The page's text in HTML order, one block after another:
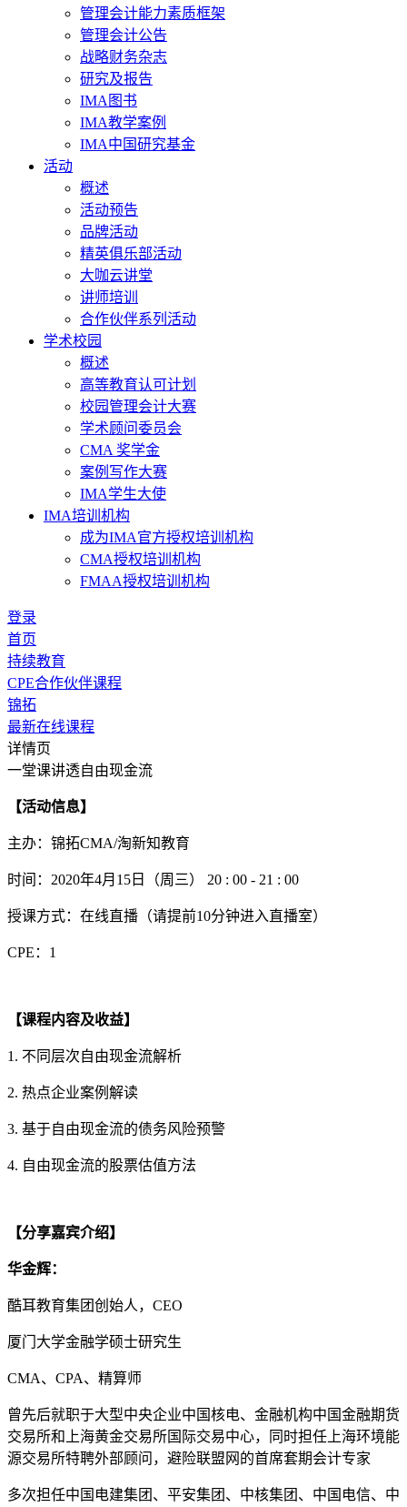
管理会计能力素质框架
管理会计公告
战略财务杂志
研究及报告
IMA图书
IMA教学案例
IMA中国研究基金
活动
概述
活动预告
品牌活动
精英俱乐部活动
大咖云讲堂
讲师培训
合作伙伴系列活动
学术校园
概述
高等教育认可计划
校园管理会计大赛
学术顾问委员会
CMA 奖学金
案例写作大赛
IMA学生大使
IMA培训机构
成为IMA官方授权培训机构
CMA授权培训机构
FMAA授权培训机构
登录
首页
持续教育
CPE合作伙伴课程
锦拓
最新在线课程
详情页
一堂课讲透自由现金流
【活动信息】
主办：锦拓CMA/淘新知教育
时间：2020年4月15日（周三） 20 : 00 - 21 : 00
授课方式：在线直播（请提前10分钟进入直播室）
CPE：1
【课程内容及收益】
1. 不同层次自由现金流解析
2. 热点企业案例解读
3. 基于自由现金流的债务风险预警
4. 自由现金流的股票估值方法
【分享嘉宾介绍】
华金辉：
酷耳教育集团创始人，CEO
厦门大学金融学硕士研究生
CMA、CPA、精算师
曾先后就职于大型中央企业中国核电、金融机构中国金融期货
交易所和上海黄金交易所国际交易中心，同时担任上海环境能
源交易所特聘外部顾问，避险联盟网的首席套期会计专家
多次担任中国电建集团、平安集团、中核集团、中国电信、中